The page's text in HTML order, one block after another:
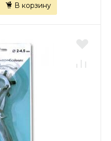
В корзину